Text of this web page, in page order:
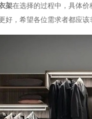
架在选择的过程中，具体价
好，希望各位需求者都应该